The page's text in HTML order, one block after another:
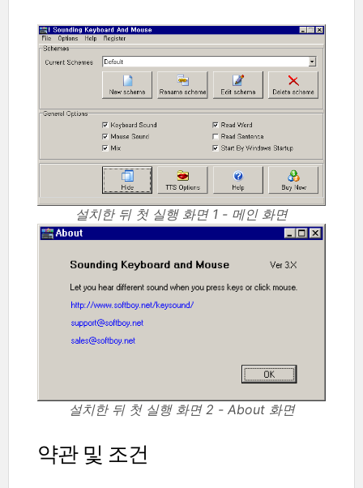
설치한 뒤 첫 실행 화면 1 - 메인 화면
설치한 뒤 첫 실행 화면 2 - About 화면
약관 및 조건